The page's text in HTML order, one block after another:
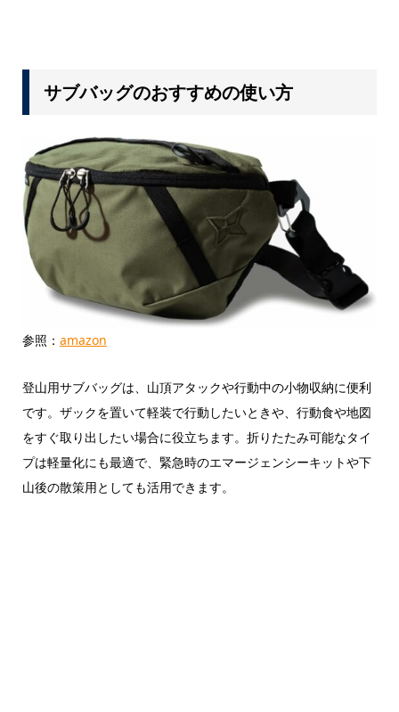
サブバッグのおすすめの使い方
参照： amazon
登山用サブバッグは、山頂アタックや行動中の小物収納に便利
です。ザックを置いて軽装で行動したいときや、行動食や地図
をすぐ取り出したい場合に役立ちます。折りたたみ可能なタイ
プは軽量化にも最適で、緊急時のエマージェンシーキットや下
山後の散策用としても活用できます。